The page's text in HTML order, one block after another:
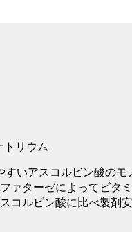
トリウム
すいアスコルビン酸のモ
ァターゼによってビタ
コルビン酸に比べ製剤